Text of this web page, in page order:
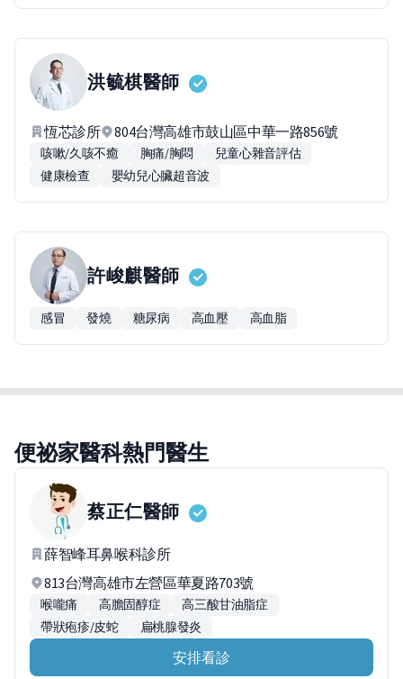
洪毓棋醫師
恆芯診所 804台灣高雄市鼓山區中華一路856號
咳嗽/久咳不癒 胸痛/胸悶
兒童心雜音評估
健康檢查
嬰幼兒心臟超音波
許峻麒醫師
感冒 發燒 糖尿病 高血壓 高血脂
便祕家醫科熱門醫生
蔡正仁醫師
薛智峰耳鼻喉科診所
813台灣高雄市左營區華夏路703號
喉嚨痛 高膽固醇症
高三酸甘油脂症
帶狀疱疹/皮蛇
扁桃腺發炎
安排看診